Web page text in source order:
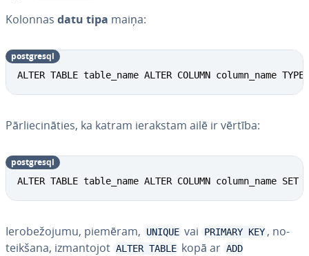
Kolonnas datu tipa maiņa:
ALTER TABLE table_name ALTER COLUMN column_name
postgresql
Pār­lie­ci­nā­ties, ka katram ierakstam ailē ir vērtība:
ALTER TABLE table_name ALTER COLUMN column_name SET
postgresql
Ie­ro­be­žo­ju­mu, piemēram, UNIQUE vai PRIMARY KEY , no­
teik­ša­na, iz­man­to­jot ALTER TABLE kopā ar ADD